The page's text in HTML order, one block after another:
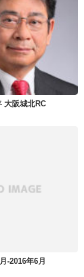
大阪城北RC
-2016年6月